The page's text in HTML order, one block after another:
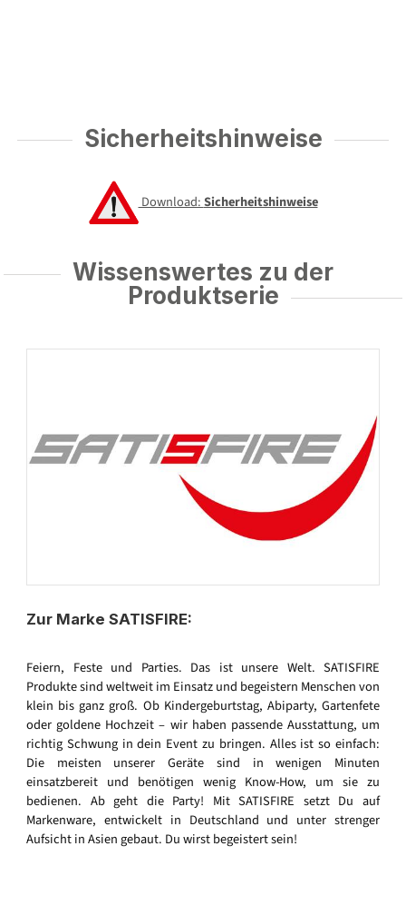
Sicherheitshinweise
Download:Sicherheitshinweise
Wissenswertes zu der
Produktserie
Zur Marke SATISFIRE:
Feiern, Feste und Parties. Das ist unsere Welt. SATISFIRE
Produkte sind weltweit im Einsatz und begeistern Menschen von
klein bis ganz groß. Ob Kindergeburtstag, Abiparty, Gartenfete
oder goldene Hochzeit – wir haben passende Ausstattung, um
richtig Schwung in dein Event zu bringen. Alles ist so einfach:
Die meisten unserer Geräte sind in wenigen Minuten
einsatzbereit und benötigen wenig Know-How, um sie zu
bedienen. Ab geht die Party! Mit SATISFIRE setzt Du auf
Markenware, entwickelt in Deutschland und unter strenger
Aufsicht in Asien gebaut. Du wirst begeistert sein!